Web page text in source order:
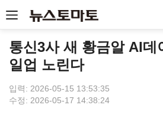
통신3사 새 황금알 AI데
일업 노린다
입력: 2026-05-15 13:53:35
수정: 2026-05-17 14:38:24